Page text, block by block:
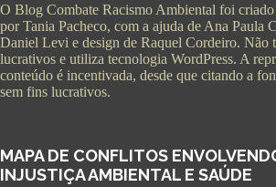
O Blog Combate Racismo Ambiental foi criado
por Tania Pacheco, com a ajuda de Ana Paula
Daniel Levi e design de Raquel Cordeiro. Não
lucrativos e utiliza tecnologia WordPress. A
conteúdo é incentivada, desde que citando a
sem fins lucrativos.
MAPA DE CONFLITOS
INJUSTIÇA AMBIENTAL E SAÚDE